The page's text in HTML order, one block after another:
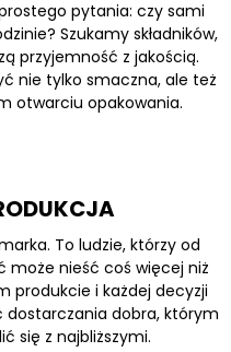
pytania: czy sami
Szukamy składników,
przyjemność z jakością.
nie tylko smaczna, ale też
otwarciu opakowania.
To ludzie, którzy od
może nieść coś więcej niż
produkcie i każdej decyzji
dostarczania dobra, którym
się z najbliższymi.